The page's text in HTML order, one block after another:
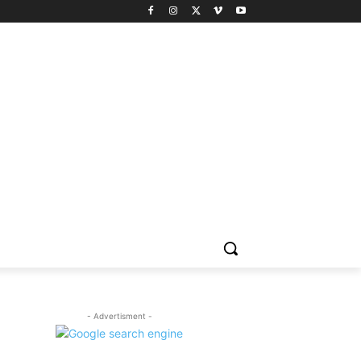
- Advertisment -